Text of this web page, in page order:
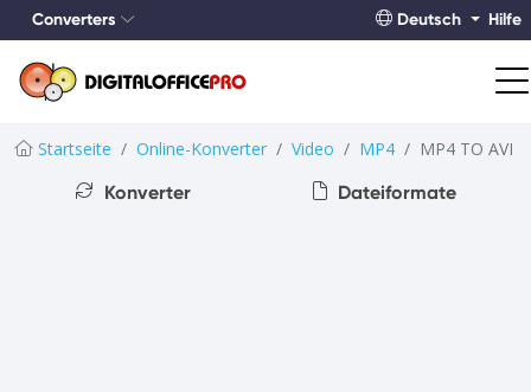
Converters Deutsch Hilfe
Startseite Online-Konverter Video MP4
MP4 TO AVI
Konverter
Dateiformate